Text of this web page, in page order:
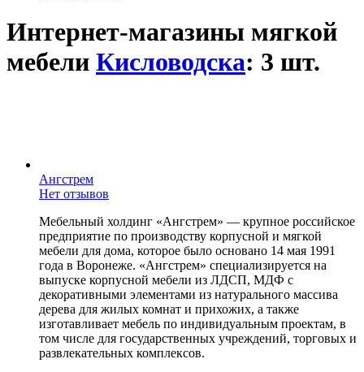
Интернет-магазины мягкой
мебели Кисловодска: 3 шт.
Ангстрем
Нет отзывов
Мебельный холдинг «Ангстрем» — крупное российское
предприятие по производству корпусной и мягкой
мебели для дома, которое было основано 14 мая 1991
года в Воронеже. «Ангстрем» специализируется на
выпуске корпусной мебели из ЛДСП, МДФ с
декоративными элементами из натурального массива
дерева для жилых комнат и прихожих, а также
изготавливает мебель по индивидуальным проектам, в
том числе для государственных учреждений, торговых и
развлекательных комплексов.